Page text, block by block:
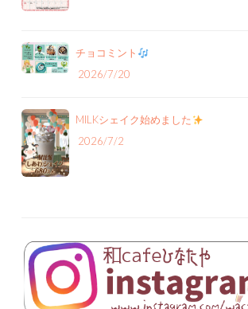
チョコミント
2026/7/20
MILKシェイク始めました
2026/7/2